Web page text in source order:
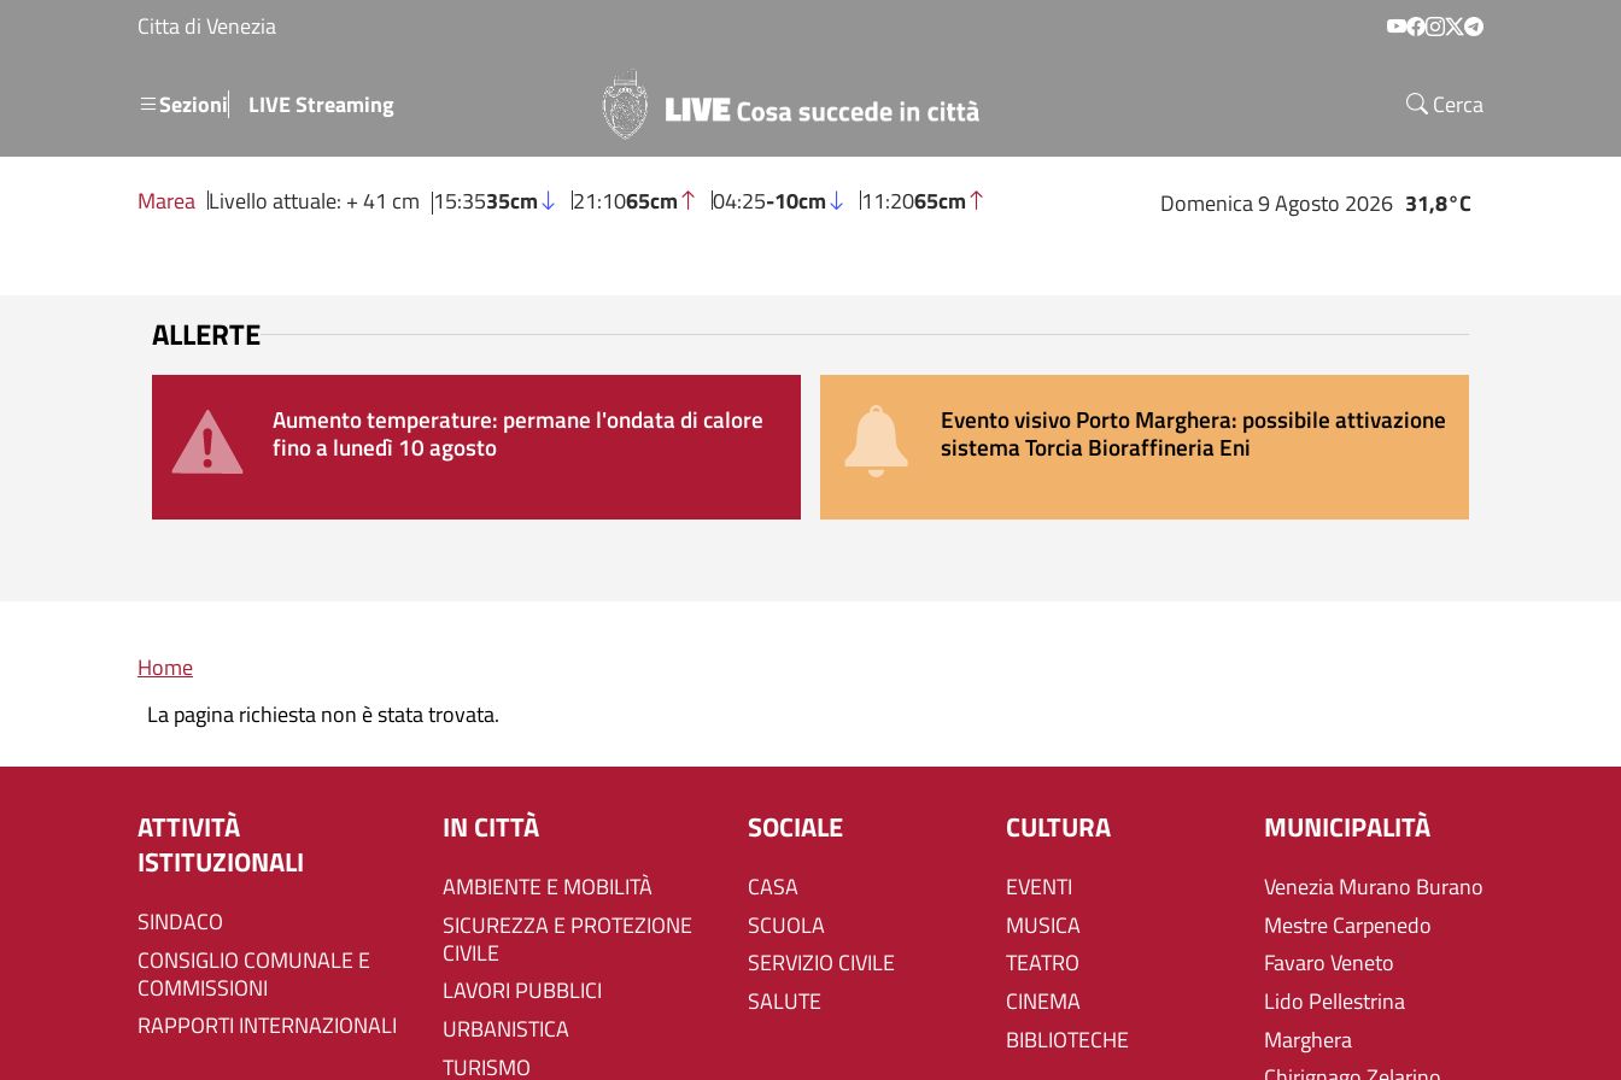
Salta al contenuto principale
Citta di Venezia Social menu
SezioniMenu secondario
LIVE Streaming Cerca
Marea Livello attuale: + 41 cm 15:3535cm 21:1065cm 04:25-10cm 11:2065cm Domenica 9 Agosto 2026 31,8°C
ALLERTE
Aumento temperature: permane l'ondata di calore
fino a lunedì 10 agosto
Evento visivo Porto Marghera: possibile attivazione
sistema Torcia Bioraffineria Eni
Briciole di pane
Home
La pagina richiesta non è stata trovata.
ATTIVITÀ
ISTITUZIONALI
SINDACO
CONSIGLIO COMUNALE E
COMMISSIONI
RAPPORTI INTERNAZIONALI
IN CITTÀ
AMBIENTE E MOBILITÀ
SICUREZZA E PROTEZIONE
CIVILE
LAVORI PUBBLICI
URBANISTICA
TURISMO
SOCIALE
CASA
SCUOLA
SERVIZIO CIVILE
SALUTE
CULTURA
EVENTI
MUSICA
TEATRO
CINEMA
BIBLIOTECHE
MUNICIPALITÀ
Venezia Murano Burano
Mestre Carpenedo
Favaro Veneto
Lido Pellestrina
Marghera